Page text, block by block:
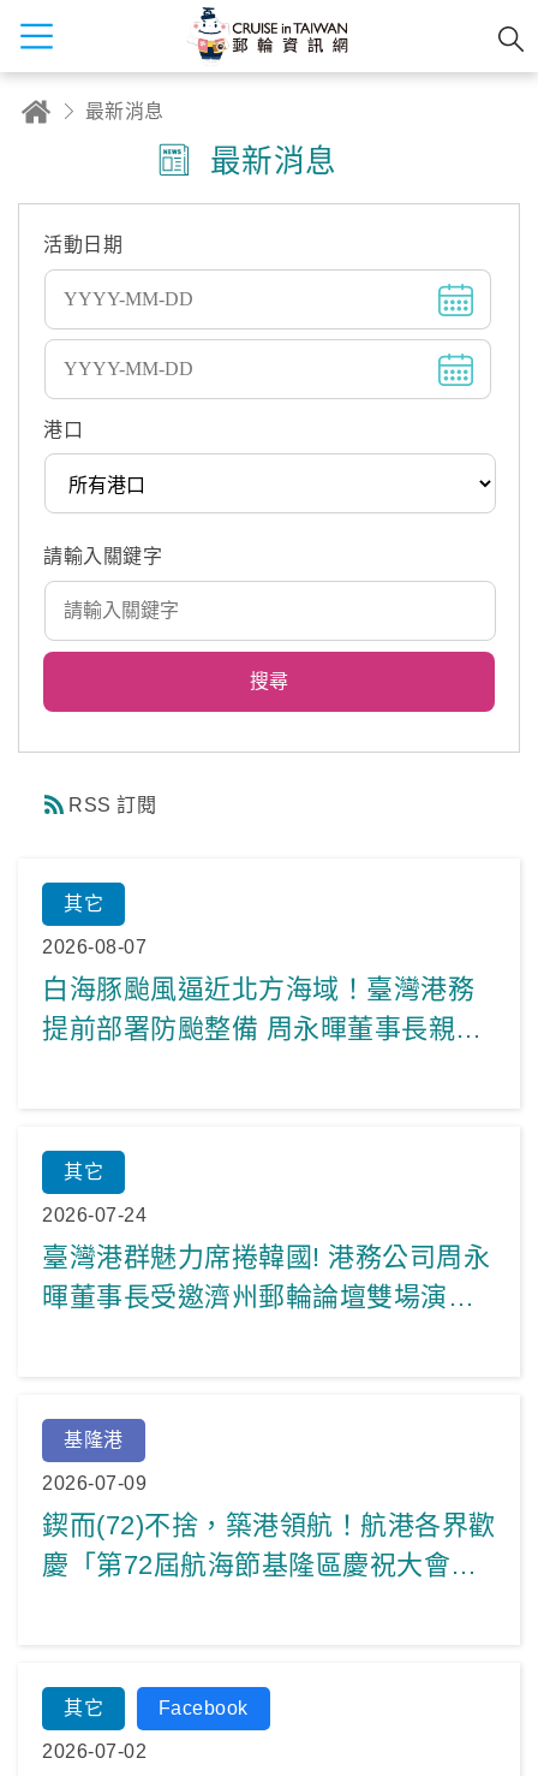
最新消息
最新消息
活動日期
港口
請輸入關鍵字
RSS 訂閱
其它
2026-08-07
白海豚颱風逼近北方海域！臺灣港務
提前部署防颱整備 周永暉董事長親自
其它
2026-07-24
臺灣港群魅力席捲韓國! 港務公司周永
暉董事長受邀濟州郵輪論壇雙場演講
基隆港
2026-07-09
鍥而(72)不捨，築港領航！航港各界歡
慶「第72屆航海節基隆區慶祝大會」
其它 Facebook
2026-07-02